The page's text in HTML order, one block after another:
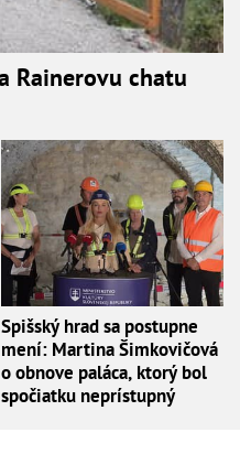
Rainerovu chatu
Spišský hrad sa postupne
mení: Martina Šimkovičová
o obnove paláca, ktorý bol
spočiatku neprístupný